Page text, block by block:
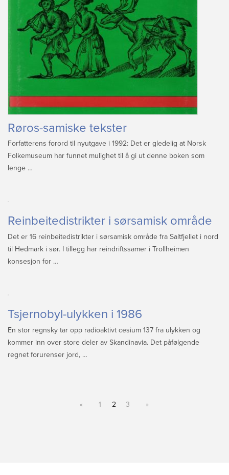
Røros-samiske tekster
Forfatterens forord til nyutgave i 1992: Det er gledelig at Norsk
Folkemuseum har funnet mulighet til å gi ut denne boken som
lenge …
Reinbeitedistrikter i sørsamisk område
Det er 16 reinbeitedistrikter i sørsamisk område fra Saltfjellet i nord
til Hedmark i sør. I tillegg har reindriftssamer i Trollheimen
konsesjon for …
Tsjernobyl-ulykken i 1986
En stor regnsky tar opp radioaktivt cesium 137 fra ulykken og
kommer inn over store deler av Skandinavia. Det påfølgende
regnet forurenser jord, …
« 1 2 3 »